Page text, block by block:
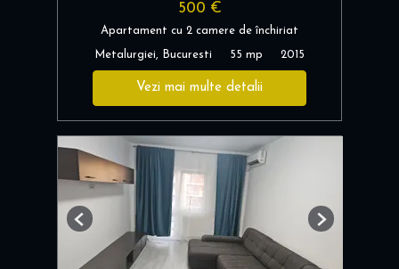
500 €
Apartament cu 2 camere de închiriat
Metalurgiei, Bucuresti 55 mp 2015
Vezi mai multe detalii
Previous Next